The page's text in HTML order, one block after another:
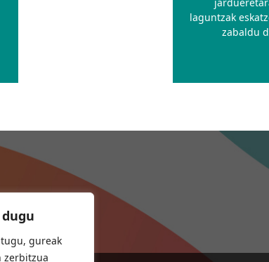
gureak
zerbitzua
laguntzak
zabaldu